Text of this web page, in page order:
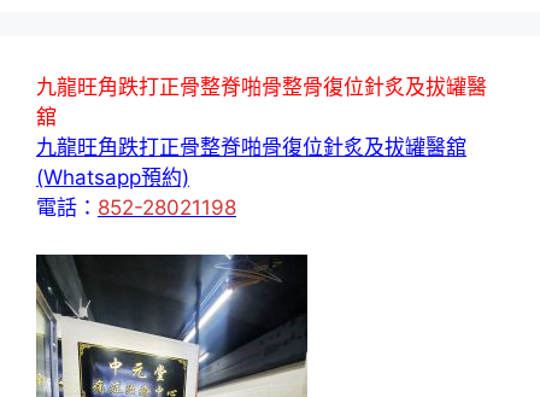
九龍旺角跌打正骨整脊啪骨整骨復位針炙及拔罐醫
舘
九龍旺角跌打正骨整脊啪骨復位針炙及拔罐醫舘
(Whatsapp預約)
電話： 852-28021198